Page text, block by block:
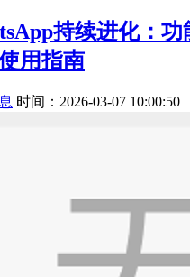
持续进化：功
用指南
时间：2026-03-07 10:00:50